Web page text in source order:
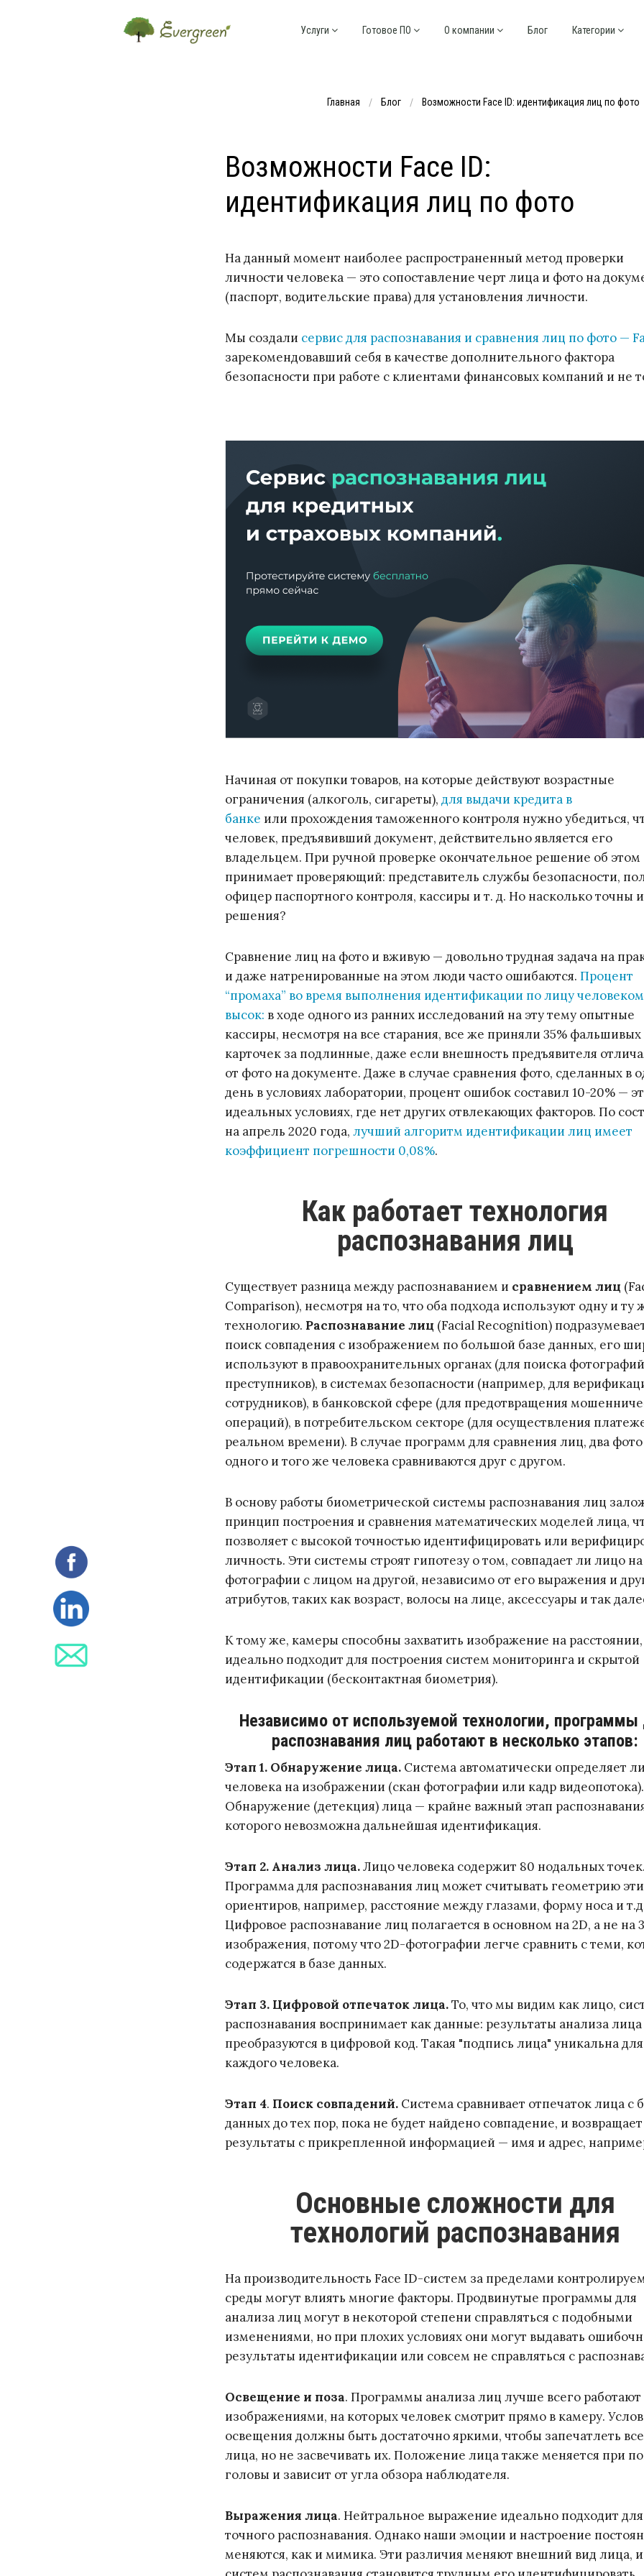
Услуги Готовое ПО О компании Блог Категории
Главная Блог Возможности Face ID: идентификация лиц по фото
Возможности Face ID:
идентификация лиц по фото
На данный момент наиболее распространенный метод проверки
личности человека — это сопоставление черт лица и фото на
(паспорт, водительские права) для установления личности.
Мы создали сервис для распознавания и сравнения лиц по фото —
зарекомендовавший себя в качестве дополнительного фактора
безопасности при работе с клиентами финансовых компаний и не
Начиная от покупки товаров, на которые действуют возрастные
ограничения (алкоголь, сигареты),для выдачи кредита в
банке или прохождения таможенного контроля нужно убедиться,
человек, предъявивший документ, действительно является его
владельцем. При ручной проверке окончательное решение об этом
принимает проверяющий: представитель службы безопасности,
офицер паспортного контроля, кассиры и т. д. Но насколько точны
решения?
Сравнение лиц на фото и вживую — довольно трудная задача на
и даже натренированные на этом люди часто ошибаются.Процент
“промаха” во время выполнения идентификации по лицу
высок: в ходе одного из ранних исследований на эту тему опытные
кассиры, несмотря на все старания, все же приняли 35%
карточек за подлинные, даже если внешность предъявителя
от фото на документе. Даже в случае сравнения фото, сделанных в
день в условиях лаборатории, процент ошибок составил 10-20% —
идеальных условиях, где нет других отвлекающих факторов. По
на апрель 2020 года,лучший алгоритм идентификации лиц имеет
коэффициент погрешности 0,08%.
Как работает технология
распознавания лиц
Существует разница между распознаванием и сравнением лиц
Comparison), несмотря на то, что оба подхода используют одну и ту
технологию. Распознавание лиц (Facial Recognition)
поиск совпадения с изображением по большой базе данных, его
используют в правоохранительных органах (для поиска фотографий
преступников), в системах безопасности (например, для
сотрудников), в банковской сфере (для предотвращения
операций), в потребительском секторе (для осуществления
реальном времени). В случае программ для сравнения лиц, два фото
одного и того же человека сравниваются друг с другом.
В основу работы биометрической системы распознавания лиц
принцип построения и сравнения математических моделей лица,
позволяет с высокой точностью идентифицировать или
личность. Эти системы строят гипотезу о том, совпадает ли лицо
фотографии с лицом на другой, независимо от его выражения и
атрибутов, таких как возраст, волосы на лице, аксессуары и так
К тому же, камеры способны захватить изображение на
идеально подходит для построения систем мониторинга и скрытой
идентификации (бесконтактная биометрия).
Независимо от используемой технологии, программы
распознавания лиц работают в несколько этапов:
Этап 1. Обнаружение лица. Система автоматически определяет
человека на изображении (скан фотографии или кадр видеопотока).
Обнаружение (детекция) лица — крайне важный этап
которого невозможна дальнейшая идентификация.
Этап 2. Анализ лица.Лицо человека содержит 80 нодальных точек.
Программа для распознавания лиц может считывать геометрию
ориентиров, например, расстояние между глазами, форму носа и
Цифровое распознавание лиц полагается в основном на 2D, а не на
изображения, потому что 2D-фотографии легче сравнить с теми,
содержатся в базе данных.
Этап 3. Цифровой отпечаток лица.То, что мы видим как лицо,
распознавания воспринимает как данные: результаты анализа лица
преобразуются в цифровой код. Такая "подпись лица" уникальна для
каждого человека.
Этап 4. Поиск совпадений. Система сравнивает отпечаток лица с
данных до тех пор, пока не будет найдено совпадение, и возвращает
результаты с прикрепленной информацией — имя и адрес,
Основные сложности для
технологий распознавания
На производительность Face ID-систем за пределами
среды могут влиять многие факторы. Продвинутые программы для
анализа лиц могут в некоторой степени справляться с подобными
изменениями, но при плохих условиях они могут выдавать
результаты идентификации или совсем не справляться с
Освещение и поза.Программы анализа лиц лучше всего работают
изображениями, на которых человек смотрит прямо в камеру.
освещения должны быть достаточно яркими, чтобы запечатлеть
лица, но не засвечивать их. Положение лица также меняется при
головы и зависит от угла обзора наблюдателя.
Выражения лица. Нейтральное выражение идеально подходит для
точного распознавания. Однако наши эмоции и настроение
меняются, как и мимика. Эти различия меняют внешний вид лица,